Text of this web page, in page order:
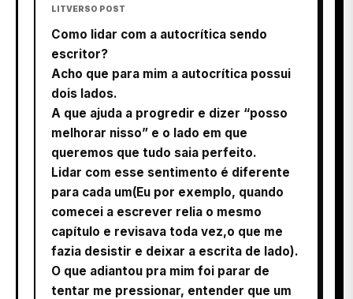
LITVERSO POST
Como lidar com a autocrítica sendo
escritor?
Acho que para mim a autocrítica possui
dois lados.
A que ajuda a progredir e dizer “posso
melhorar nisso” e o lado em que
queremos que tudo saia perfeito.
Lidar com esse sentimento é diferente
para cada um(Eu por exemplo, quando
comecei a escrever relia o mesmo
capítulo e revisava toda vez,o que me
fazia desistir e deixar a escrita de lado).
O que adiantou pra mim foi parar de
tentar me pressionar, entender que um